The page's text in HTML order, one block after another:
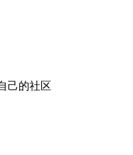
己的社区